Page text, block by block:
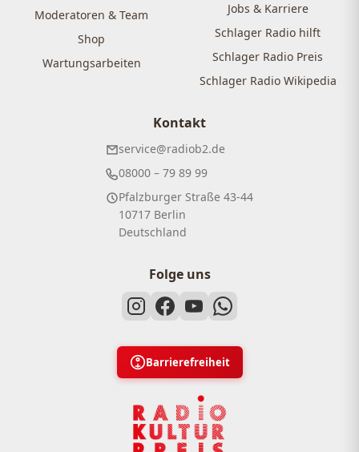
Moderatoren & Team
Shop
Wartungsarbeiten
Jobs & Karriere
Schlager Radio hilft
Schlager Radio Preis
Schlager Radio Wikipedia
Kontakt
service@radiob2.de
08000 – 79 89 99
Pfalzburger Straße 43-44
10717 Berlin
Deutschland
Folge uns
Barrierefreiheit